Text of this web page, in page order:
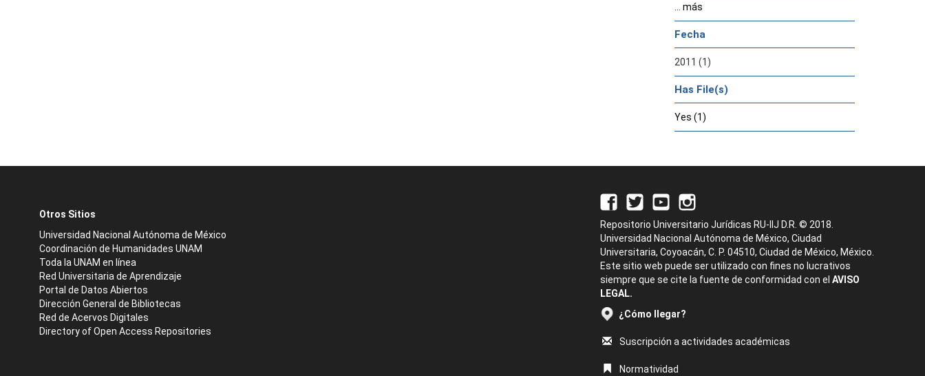
... más
Fecha
2011 (1)
Has File(s)
Yes (1)
Otros Sitios
Universidad Nacional Autónoma de México
Coordinación de Humanidades UNAM
Toda la UNAM en línea
Red Universitaria de Aprendizaje
Portal de Datos Abiertos
Dirección General de Bibliotecas
Red de Acervos Digitales
Directory of Open Access Repositories
Repositorio Universitario Jurídicas RU-IIJ D.R. © 2018.
Universidad Nacional Autónoma de México, Ciudad
Universitaria, Coyoacán, C. P. 04510, Ciudad de México, México.
Este sitio web puede ser utilizado con fines no lucrativos
siempre que se cite la fuente de conformidad con el AVISO
LEGAL.
¿Cómo llegar?
Suscripción a actividades académicas
Normatividad